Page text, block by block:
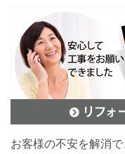
お客様の不安を解消